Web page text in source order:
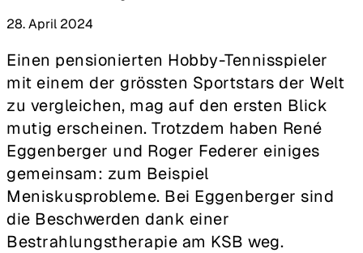
28. April 2024
Einen pensionierten Hobby-Tennisspieler
mit einem der grössten Sportstars der Welt
zu vergleichen, mag auf den ersten Blick
mutig erscheinen. Trotzdem haben René
Eggenberger und Roger Federer einiges
gemeinsam: zum Beispiel
Meniskusprobleme. Bei Eggenberger sind
die Beschwerden dank einer
Bestrahlungstherapie am KSB weg.